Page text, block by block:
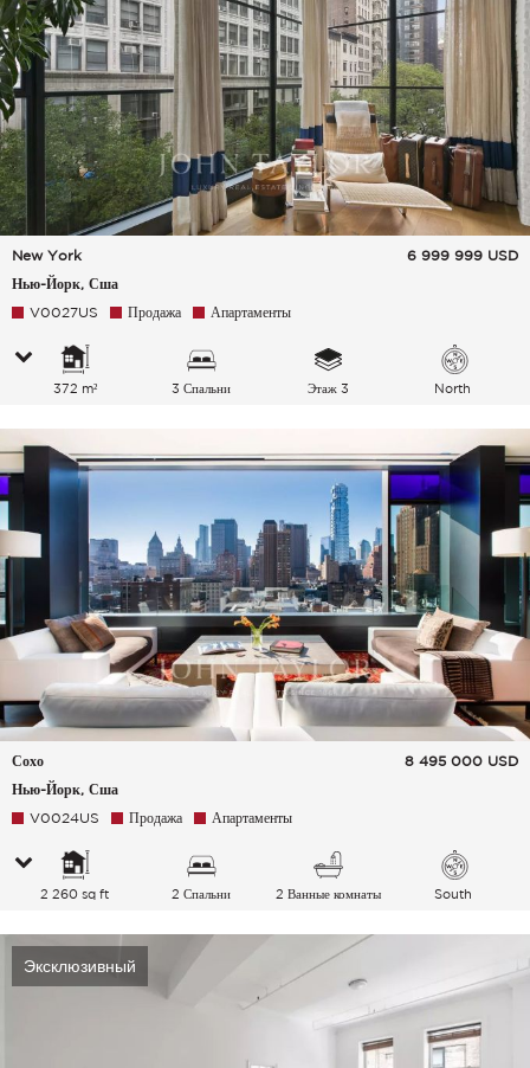
New York
Нью-Йорк, Сша
6 999 999 USD
V0027US Продажа Апартаменты
372 m² 3 Спальни Этаж 3 North
Сохо
Нью-Йорк, Сша
8 495 000 USD
V0024US Продажа Апартаменты
2 260 sq ft 2 Спальни 2 Ванные комнаты South
Эксклюзивный